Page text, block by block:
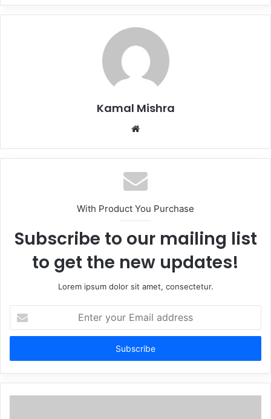
Kamal Mishra
Website
With Product You Purchase
Subscribe to our mailing list
to get the new updates!
Lorem ipsum dolor sit amet, consectetur.
your
Email